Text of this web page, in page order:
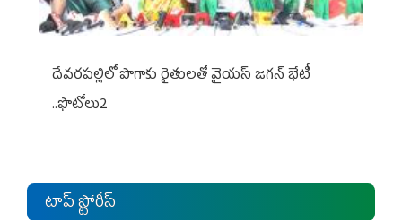
దేవరపల్లిలో పొగాకు రైతులతో వైయస్ జగన్ భేటీ
..ఫొటోలు2
టాప్ స్టోరీస్